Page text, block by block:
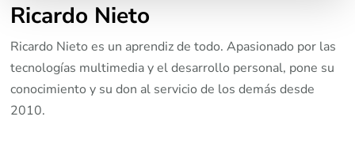
Ricardo Nieto
Ricardo Nieto es un aprendiz de todo. Apasionado por las
tecnologías multimedia y el desarrollo personal, pone su
conocimiento y su don al servicio de los demás desde
2010.